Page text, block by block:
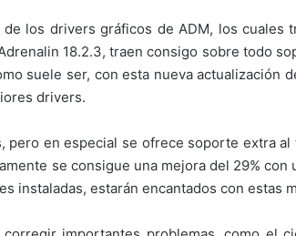
los drivers gráficos de ADM, los
18.2.3, traen consigo sobre todo
suele ser, con esta nueva
drivers.
en especial se ofrece soporte extra
se consigue una mejora del 29% con
instaladas, estarán encantados con estas